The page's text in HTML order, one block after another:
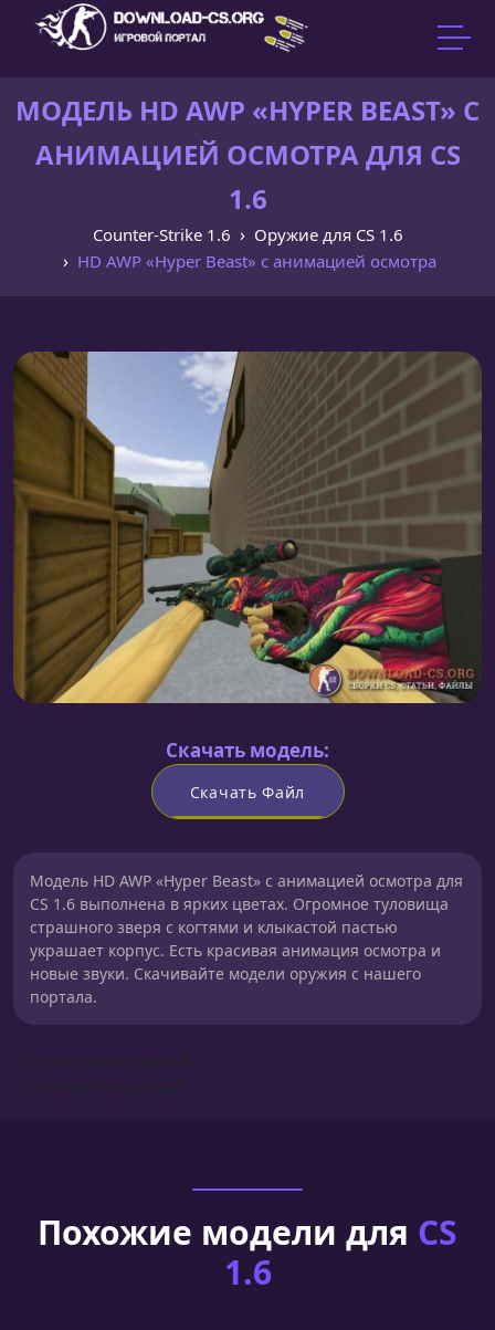
МОДЕЛЬ HD AWP «HYPER BEAST» С
АНИМАЦИЕЙ ОСМОТРА ДЛЯ CS
1.6
Counter-Strike 1.6
Оружие для CS 1.6
HD AWP «Hyper Beast» с анимацией осмотра
Скачать модель:
Скачать Файл
Модель HD AWP «Hyper Beast» с анимацией осмотра для
CS 1.6 выполнена в ярких цветах. Огромное туловища
страшного зверя с когтями и клыкастой пастью
украшает корпус. Есть красивая анимация осмотра и
новые звуки. Скачивайте модели оружия с нашего
портала.
Похожие модели для CS
1.6